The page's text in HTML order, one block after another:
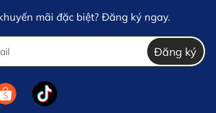
mãi đặc biệt? Đăng ký ngay.
Đăng ký